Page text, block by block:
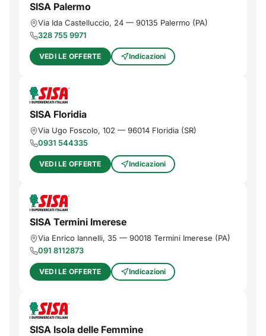
SISA Palermo
Via Ιda Castelluccio, 24 — 90135 Palermo (PA)
328 755 9971
VEDI LE OFFERTE Indicazioni
SISA Floridia
Via Ugo Foscolo, 102 — 96014 Floridia (SR)
0931 544335
VEDI LE OFFERTE Indicazioni
SISA Termini Imerese
Via Enrico Iannelli, 35 — 90018 Termini Imerese (PA)
091 8112873
VEDI LE OFFERTE Indicazioni
SISA Isola delle Femmine